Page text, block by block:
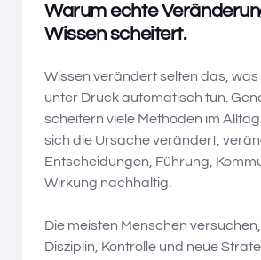
Warum echte
Wissen scheitert.
Wissen verändert selten das, was
unter Druck automatisch tun.
scheitern viele Methoden im
sich die Ursache verändert,
Entscheidungen, Führung,
Wirkung nachhaltig.
Die meisten Menschen
Disziplin, Kontrolle und neue